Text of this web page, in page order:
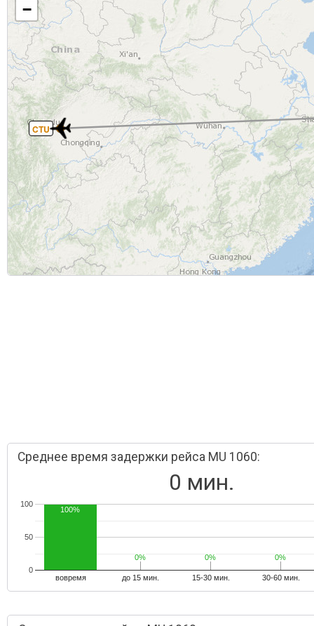
CTU
−
Среднее время задержки рейса MU 1060:
0 мин.
вовремя до 15 мин. 15-30 мин. 30-60 мин.
0
50
100
100%
0%
0% 0%
0% 0%
0%